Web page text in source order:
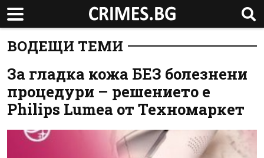
ВОДЕЩИ ТЕМИ
За гладка кожа БЕЗ болезнени
процедури – решението е
Philips Lumea от Техномаркет